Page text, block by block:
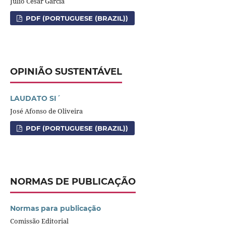
PDF (PORTUGUESE (BRAZIL))
OPINIÃO SUSTENTÁVEL
LAUDATO SI´
José Afonso de Oliveira
PDF (PORTUGUESE (BRAZIL))
NORMAS DE PUBLICAÇÃO
Normas para publicação
Comissão Editorial